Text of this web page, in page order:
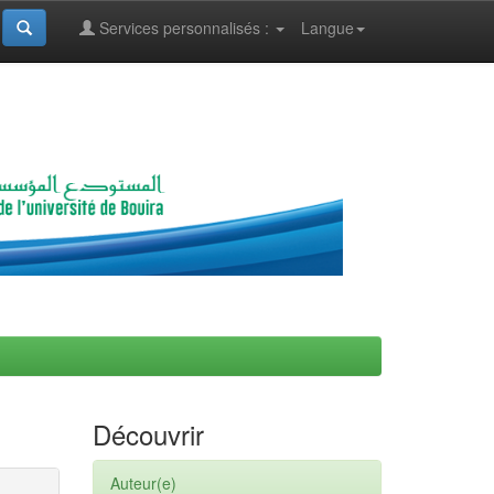
Langue
Services personnalisés :
Découvrir
Auteur(e)